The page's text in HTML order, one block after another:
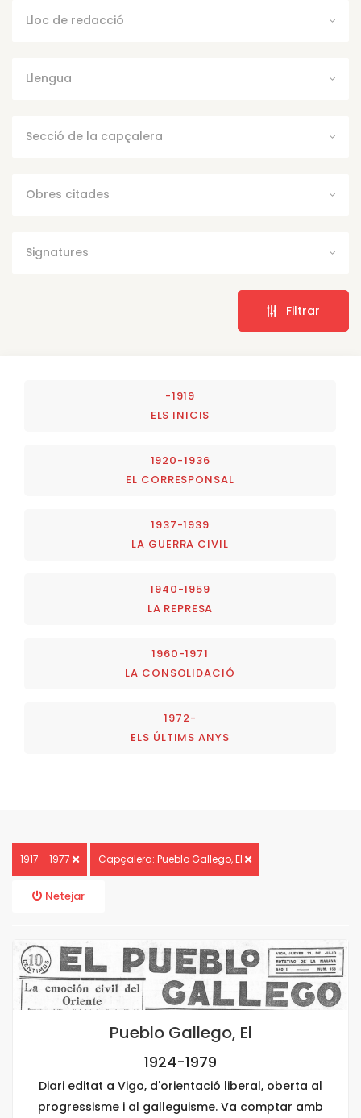
Lloc de redacció
Llengua
Secció de la capçalera
Obres citades
Signatures
Filtrar
-1919
ELS INICIS
1920-1936
EL CORRESPONSAL
1937-1939
LA GUERRA CIVIL
1940-1959
LA REPRESA
1960-1971
LA CONSOLIDACIÓ
1972-
ELS ÚLTIMS ANYS
1917 - 1977 Capçalera: Pueblo Gallego, El
Netejar
Pueblo Gallego, El
1924-1979
Diari editat a Vigo, d'orientació liberal, oberta al
progressisme i al galleguisme. Va comptar amb